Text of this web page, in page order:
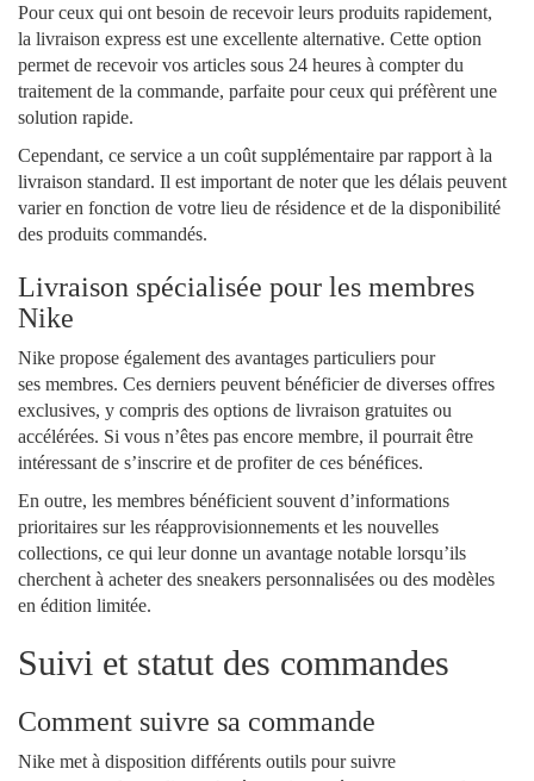
Pour ceux qui ont besoin de recevoir leurs produits rapidement,
la livraison express est une excellente alternative. Cette option
permet de recevoir vos articles sous 24 heures à compter du
traitement de la commande, parfaite pour ceux qui préfèrent une
solution rapide.
Cependant, ce service a un coût supplémentaire par rapport à la
livraison standard. Il est important de noter que les délais peuvent
varier en fonction de votre lieu de résidence et de la disponibilité
des produits commandés.
Livraison spécialisée pour les membres
Nike
Nike propose également des avantages particuliers pour
ses membres. Ces derniers peuvent bénéficier de diverses offres
exclusives, y compris des options de livraison gratuites ou
accélérées. Si vous n’êtes pas encore membre, il pourrait être
intéressant de s’inscrire et de profiter de ces bénéfices.
En outre, les membres bénéficient souvent d’informations
prioritaires sur les réapprovisionnements et les nouvelles
collections, ce qui leur donne un avantage notable lorsqu’ils
cherchent à acheter des sneakers personnalisées ou des modèles
en édition limitée.
Suivi et statut des commandes
Comment suivre sa commande
Nike met à disposition différents outils pour suivre